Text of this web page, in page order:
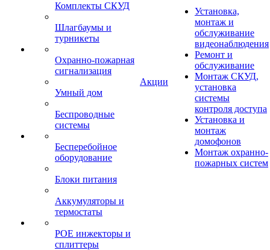
Комплекты СКУД
Шлагбаумы и
турникеты
Охранно-пожарная
сигнализация
Умный дом
Беспроводные
системы
Бесперебойное
оборудование
Блоки питания
Аккумуляторы и
термостаты
POE инжекторы и
сплиттеры
Акции
Установка,
монтаж и
обслуживание
видеонаблюдения
Ремонт и
обслуживание
Монтаж СКУД,
установка
системы
контроля доступа
Установка и
монтаж
домофонов
Монтаж охранно-
пожарных систем